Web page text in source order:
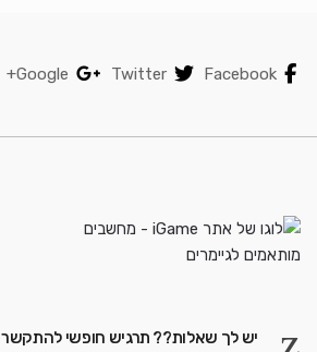
Facebook
Twitter
Google+
יש לך שאלות?? תרגיש חופשי להתקשר